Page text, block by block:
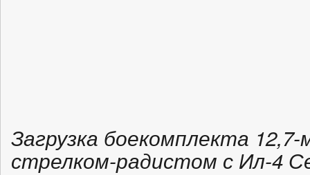
Загрузка боекомплекта
стрелком-радистом с Ил-4